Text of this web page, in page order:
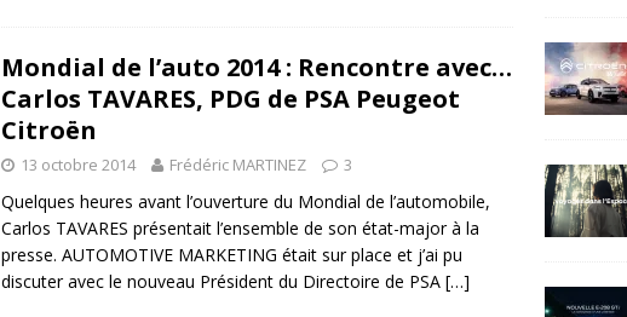
Mondial de l’auto 2014 : Rencontre avec…
Carlos TAVARES, PDG de PSA Peugeot
Citroën
13 octobre 2014 Frédéric MARTINEZ 3
Quelques heures avant l’ouverture du Mondial de l’automobile,
Carlos TAVARES présentait l’ensemble de son état-major à la
presse. AUTOMOTIVE MARKETING était sur place et j’ai pu
discuter avec le nouveau Président du Directoire de PSA […]